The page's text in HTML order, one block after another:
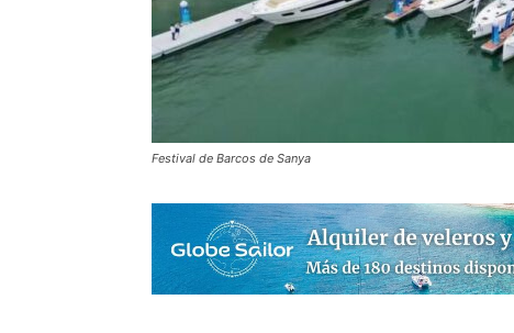
Festival de Barcos de Sanya